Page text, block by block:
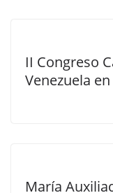
II Congreso
Venezuela
María